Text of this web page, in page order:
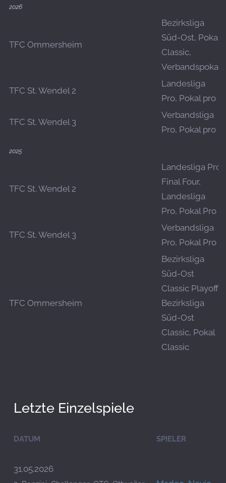
2026
TFC Ommersheim
Bezirksliga
Süd-Ost, Pokal
Classic,
Verbandspokal
TFC St. Wendel 2
Landesliga
Pro, Pokal pro
TFC St. Wendel 3
Verbandsliga
Pro, Pokal pro
2025
TFC St. Wendel 2
Landesliga Pro
Final Four,
Landesliga
Pro, Pokal Pro
TFC St. Wendel 3
Verbandsliga
Pro, Pokal Pro
TFC Ommersheim
Bezirksliga
Süd-Ost
Classic Playoff,
Bezirksliga
Süd-Ost
Classic, Pokal
Classic
Letzte Einzelspiele
DATUM SPIELER
31.05.2026